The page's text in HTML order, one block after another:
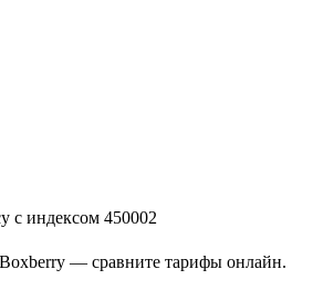
с индексом 450002
— сравните тарифы онлайн.